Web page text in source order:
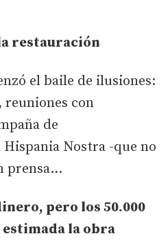
restauración
el baile de ilusiones:
reuniones con
de
Nostra -que no
prensa...
pero los 50.000
estimada la obra